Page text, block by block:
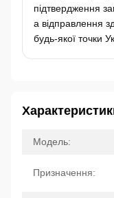
підтвердження
а відправлення
будь-якої точки
Модель:
Призначення: